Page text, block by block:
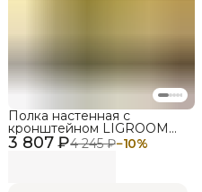
3 807 ₽4 245 ₽−10%
Полка настенная с
кронштейном LIGROOM
LIGHT, 600х312х450,